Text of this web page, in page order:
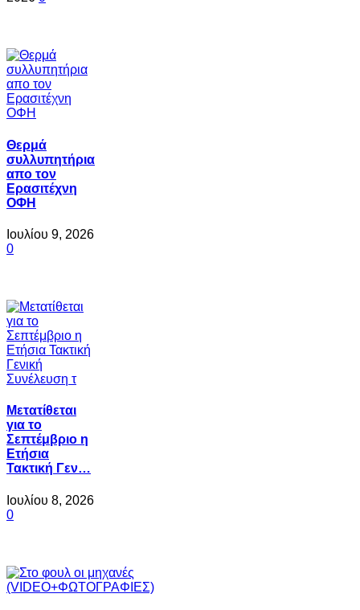
Θερμά
συλλυπητήρια
απο τον
Ερασιτέχνη
ΟΦΗ
Ιουλίου 9, 2026
0
Μετατίθεται
για το
Σεπτέμβριο η
Ετήσια
Τακτική Γεν…
Ιουλίου 8, 2026
0